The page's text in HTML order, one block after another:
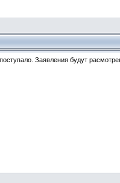
Заявления будут